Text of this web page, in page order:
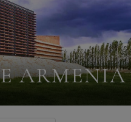
ARMENIA